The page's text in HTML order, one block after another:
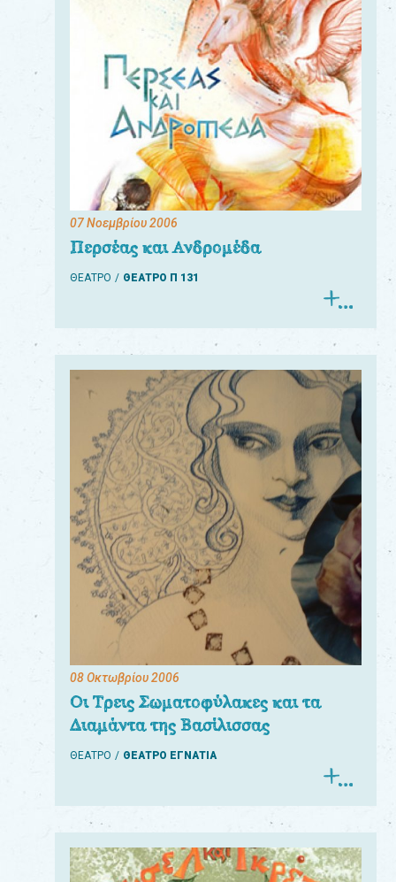
07 Νοεμβρίου 2006
Περσέας και Ανδρομέδα
ΘΕΑΤΡΟ ΘΕΑΤΡΟ Π 131
08 Οκτωβρίου 2006
Οι Τρεις Σωματοφύλακες και τα
Διαμάντα της Βασίλισσας
ΘΕΑΤΡΟ ΘΕΑΤΡΟ ΕΓΝΑΤΙΑ